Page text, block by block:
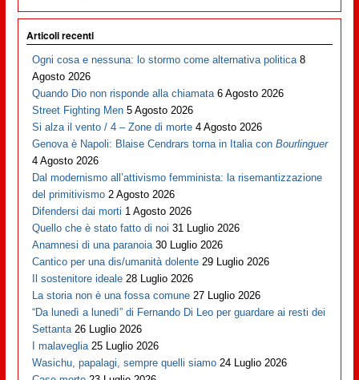
Articoli recenti
Ogni cosa e nessuna: lo stormo come alternativa politica 8
Agosto 2026
Quando Dio non risponde alla chiamata 6 Agosto 2026
Street Fighting Men 5 Agosto 2026
Si alza il vento / 4 – Zone di morte 4 Agosto 2026
Genova è Napoli: Blaise Cendrars torna in Italia conBourlinguer
4 Agosto 2026
Dal modernismo all’attivismo femminista: la risemantizzazione
del primitivismo 2 Agosto 2026
Difendersi dai morti 1 Agosto 2026
Quello che è stato fatto di noi 31 Luglio 2026
Anamnesi di una paranoia 30 Luglio 2026
Cantico per una dis/umanità dolente 29 Luglio 2026
Il sostenitore ideale 28 Luglio 2026
La storia non è una fossa comune 27 Luglio 2026
“Da lunedì a lunedì” di Fernando Di Leo per guardare ai resti dei
Settanta 26 Luglio 2026
I malaveglia 25 Luglio 2026
Wasichu, papalagi, sempre quelli siamo 24 Luglio 2026